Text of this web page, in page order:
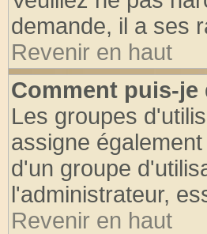
demande, il a ses
Revenir en haut
Comment puis-
Les groupes
assigne
d'un groupe
l'administrateur,
Revenir en haut